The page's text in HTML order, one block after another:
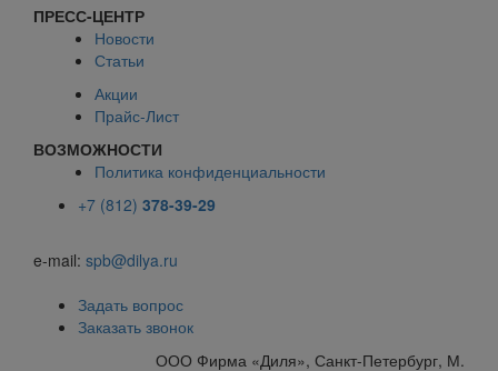
ПРЕСС-ЦЕНТР
Новости
Статьи
Акции
Прайс-Лист
ВОЗМОЖНОСТИ
Политика конфиденциальности
+7 (812) 378-39-29
e-mail: spb@dilya.ru
Задать вопрос
Заказать звонок
ООО Фирма «Диля», Санкт-Петербург, М.